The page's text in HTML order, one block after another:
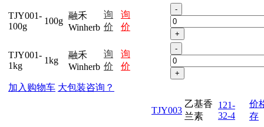
TJY001-
100g
100g
融禾
Winherb
询
价
询
价
-
+
TJY001-
1kg
1kg
融禾
Winherb
询
价
询
价
-
+
加入购物车 大包装咨询？
TJY003
乙基香
兰素
121-
32-4
价
存